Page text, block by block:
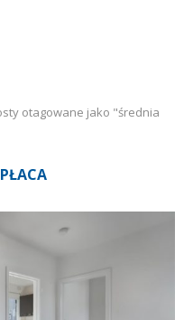
otagowane jako "średnia